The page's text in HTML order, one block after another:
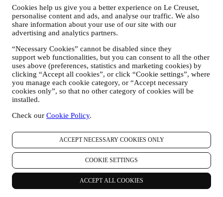
Cookies help us give you a better experience on Le Creuset,
personalise content and ads, and analyse our traffic. We also
share information about your use of our site with our
advertising and analytics partners.
“Necessary Cookies” cannot be disabled since they
support web functionalities, but you can consent to all the other
uses above (preferences, statistics and marketing cookies) by
clicking “Accept all cookies”, or click “Cookie settings”, where
you manage each cookie category, or “Accept necessary
cookies only”, so that no other category of cookies will be
installed.
Check our Cookie Policy.
ACCEPT NECESSARY COOKIES ONLY
COOKIE SETTINGS
ACCEPT ALL COOKIES
En caso de que haya comprado uno de nuestros productos, podemos
enviar un correo electrónico solicitando la opinión sobre sus
productos. Estamos interesados en las opiniones de los productos de
nuestros clientes (si desean proporcionar dicha información) para
proceso de compra, también podemos invitarle a escribir su opinión
del producto. La opinión no es obligatoria, y usted es libre de
enviarla o no.
REORIENTACIÓN / ADAPTACIÓN DE NUESTRAS
OFERTAS Y MEJORA DE LA EXPERIENCIA DEL
CLIENTE Nos gustaría utilizar sus datos para adaptar
nuestros servicios y ofertas a sus necesidades y preferencias
para proporcionarle una experiencia de cliente personalizada
por ejemplo, en relación con los productos más vistos, su
interacción con nosotros en las redes sociales, qué páginas de
nuestro sitio web visita, qué contenido de nuestras ofertas lee
usted. Lo hacemos principalmente a través de cookies y
tecnologías similares (incluidos los píxeles de seguimiento en
los correos electrónicos), también en combinación con sus
datos y preferencias recogidos una vez que se suscribe a